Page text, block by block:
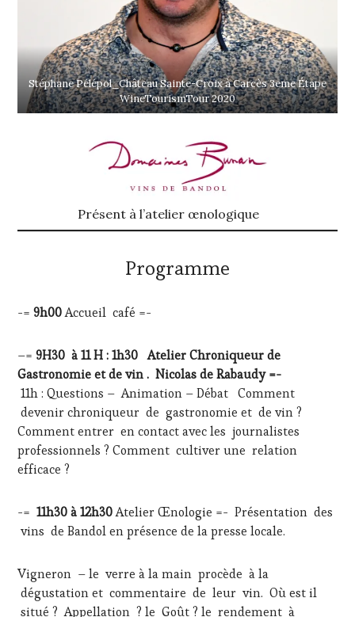
Stéphane Pélépol_Château Sainte-Croix à Carcès 3eme Étape
WineTourismTour 2020
Présent à l’atelier œnologique
Programme
-=9h00Accueil café =-
–=9H30 à 11 H : 1h30 Atelier Chroniqueur de
Gastronomie et de vin . Nicolas de Rabaudy =-
11h : Questions – Animation – Débat Comment
devenir chroniqueur de gastronomie et de vin ?
Comment entrer en contact avec les journalistes
professionnels ? Comment cultiver une relation
efficace ?
-=11h30 à 12h30Atelier Œnologie =- Présentation des
vins de Bandol en présence de la presse locale.
Vigneron – le verre à la main procède à la
dégustation et commentaire de leur vin. Où est il
situé ? Appellation ? le Goût ? le rendement à